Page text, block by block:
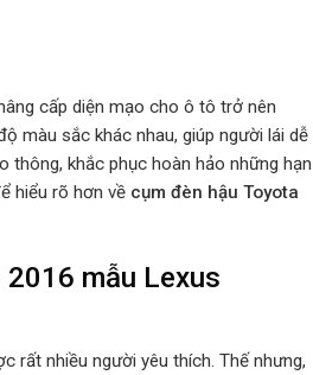
cấp diện mạo cho ô tô trở nên
màu sắc khác nhau, giúp người lái dễ
thông, khắc phục hoàn hảo những hạn
hiểu rõ hơn về cụm đèn hậu Toyota
mẫu Lexus
rất nhiều người yêu thích. Thế nhưng,